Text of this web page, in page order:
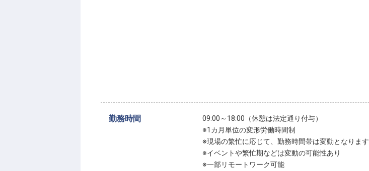
勤務時間
09:00～18:00（休憩は法定通り付与）
※1カ月単位の変形労働時間制
※現場の繁忙に応じて、勤務時間帯は変動となります
※イベントや繁忙期などは変動の可能性あり
※一部リモートワーク可能